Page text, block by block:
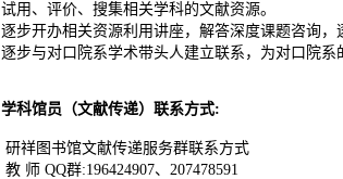
试用、评价、搜集相关学科的文献资源。
逐步开办相关资源利用讲座，解答深度课题咨询，
逐步与对口院系学术带头人建立联系，为对口院系
学科馆员（文献传递）联系方式:
研祥图书馆文献传递服务群联系方式
教 师 QQ群:196424907、207478591